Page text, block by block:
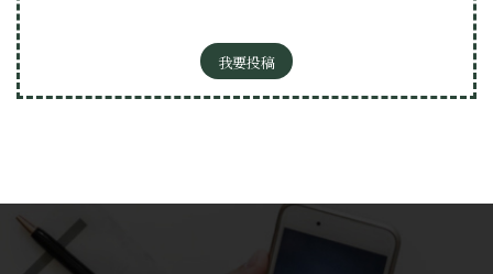
我要投稿